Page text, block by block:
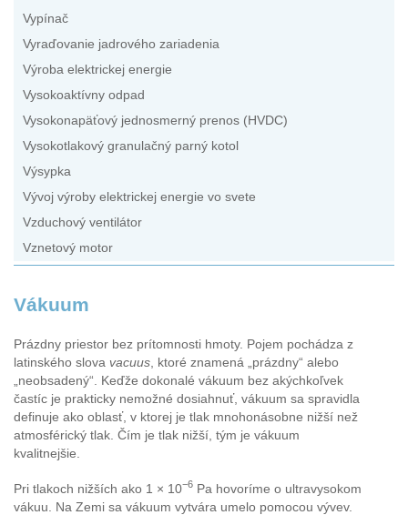
Vypínač
Vyraďovanie jadrového zariadenia
Výroba elektrickej energie
Vysokoaktívny odpad
Vysokonapäťový jednosmerný prenos (HVDC)
Vysokotlakový granulačný parný kotol
Výsypka
Vývoj výroby elektrickej energie vo svete
Vzduchový ventilátor
Vznetový motor
Vákuum
Prázdny priestor bez prítomnosti hmoty. Pojem pochádza z
latinského slova vacuus , ktoré znamená „prázdny“ alebo
„neobsadený“. Keďže dokonalé vákuum bez akýchkoľvek
častíc je prakticky nemožné dosiahnuť, vákuum sa spravidla
definuje ako oblasť, v ktorej je tlak mnohonásobne nižší než
atmosférický tlak. Čím je tlak nižší, tým je vákuum
kvalitnejšie.
Pri tlakoch nižších ako 1 × 10−6 Pa hovoríme o ultravysokom
vákuu. Na Zemi sa vákuum vytvára umelo pomocou vývev.